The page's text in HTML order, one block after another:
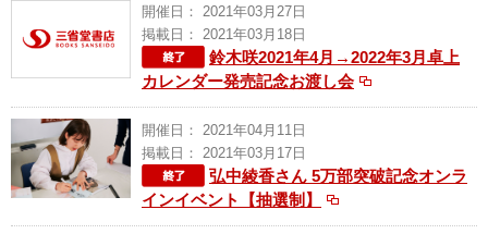
開催日： 2021年03月27日
掲載日： 2021年03月18日
鈴木咲2021年4月→2022年3月卓上
カレンダー発売記念お渡し会
開催日： 2021年04月11日
掲載日： 2021年03月17日
弘中綾香さん 5万部突破記念オンラ
インイベント【抽選制】